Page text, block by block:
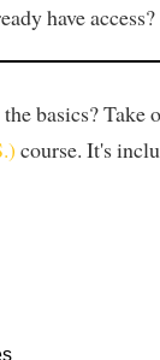
have access?
basics? Take
course. It's